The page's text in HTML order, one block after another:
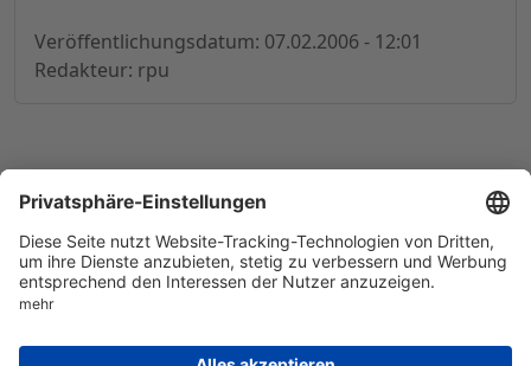
Veröffentlichungsdatum: 07.02.2006 - 12:01
Redakteur: rpu
© 1998-2026by GSC Research GmbH
Datenschutz